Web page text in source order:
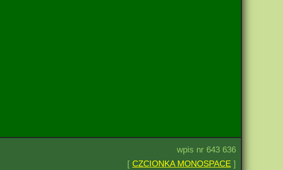
wpis nr 643 636
[ CZCIONKA MONOSPACE ]